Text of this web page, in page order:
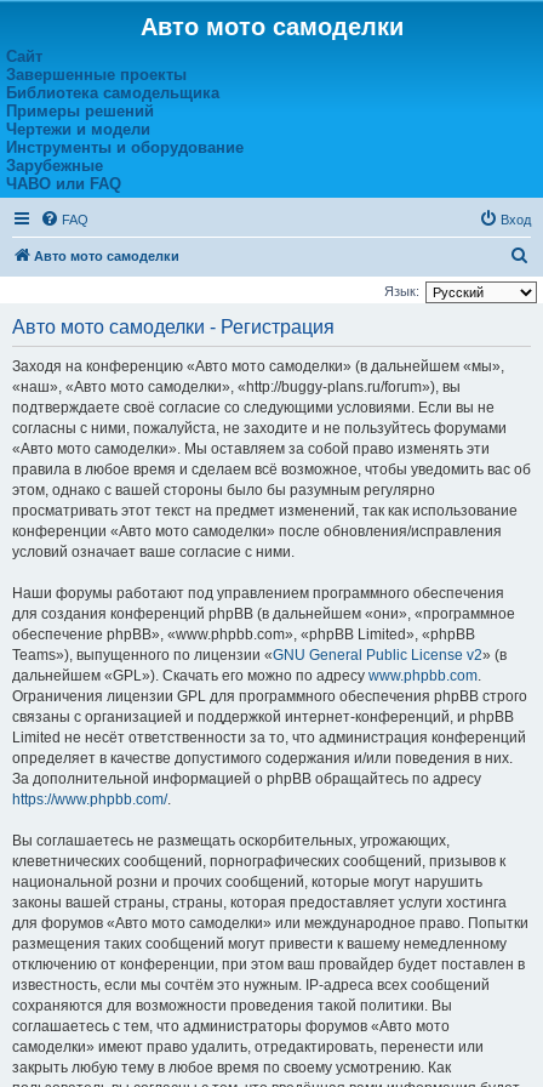
Авто мото самоделки
Сайт
Завершенные проекты
Библиотека самодельщика
Примеры решений
Чертежи и модели
Инструменты и оборудование
Зарубежные
ЧАВО или FAQ
FAQ Вход
Авто мото самоделки
о
Язык:
Авто мото самоделки - Регистрация
Заходя на конференцию «Авто мото самоделки» (в дальнейшем «мы»,
«наш», «Авто мото самоделки», «http://buggy-plans.ru/forum»), вы
подтверждаете своё согласие со следующими условиями. Если вы не
согласны с ними, пожалуйста, не заходите и не пользуйтесь форумами
«Авто мото самоделки». Мы оставляем за собой право изменять эти
правила в любое время и сделаем всё возможное, чтобы уведомить вас об
этом, однако с вашей стороны было бы разумным регулярно
просматривать этот текст на предмет изменений, так как использование
конференции «Авто мото самоделки» после обновления/исправления
условий означает ваше согласие с ними.
Наши форумы работают под управлением программного обеспечения
для создания конференций phpBB (в дальнейшем «они», «программное
обеспечение phpBB», «www.phpbb.com», «phpBB Limited», «phpBB
Teams»), выпущенного по лицензии «GNU General Public License v2» (в
дальнейшем «GPL»). Скачать его можно по адресу www.phpbb.com.
Ограничения лицензии GPL для программного обеспечения phpBB строго
связаны с организацией и поддержкой интернет-конференций, и phpBB
Limited не несёт ответственности за то, что администрация конференций
определяет в качестве допустимого содержания и/или поведения в них.
За дополнительной информацией о phpBB обращайтесь по адресу
https://www.phpbb.com/.
Вы соглашаетесь не размещать оскорбительных, угрожающих,
клеветнических сообщений, порнографических сообщений, призывов к
национальной розни и прочих сообщений, которые могут нарушить
законы вашей страны, страны, которая предоставляет услуги хостинга
для форумов «Авто мото самоделки» или международное право. Попытки
размещения таких сообщений могут привести к вашему немедленному
отключению от конференции, при этом ваш провайдер будет поставлен в
известность, если мы сочтём это нужным. IP-адреса всех сообщений
сохраняются для возможности проведения такой политики. Вы
соглашаетесь с тем, что администраторы форумов «Авто мото
самоделки» имеют право удалить, отредактировать, перенести или
закрыть любую тему в любое время по своему усмотрению. Как